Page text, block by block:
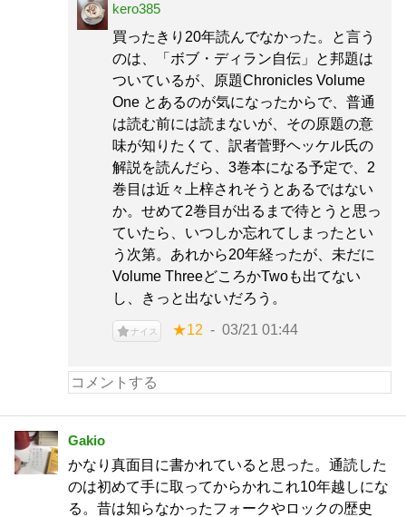
kero385
買ったきり20年読んでなかった。と言う
のは、「ボブ・ディラン自伝」と邦題は
ついているが、原題Chronicles Volume
One とあるのが気になったからで、普通
は読む前には読まないが、その原題の意
味が知りたくて、訳者菅野ヘッケル氏の
解説を読んだら、3巻本になる予定で、2
巻目は近々上梓されそうとあるではない
か。せめて2巻目が出るまで待とうと思っ
ていたら、いつしか忘れてしまったとい
う次第。あれから20年経ったが、未だに
Volume ThreeどころかTwoも出てない
し、きっと出ないだろう。
ナイス ★12 03/21 01:44
Gakio
かなり真面目に書かれていると思った。通読した
のは初めて手に取ってからかれこれ10年越しにな
る。昔は知らなかったフォークやロックの歴史